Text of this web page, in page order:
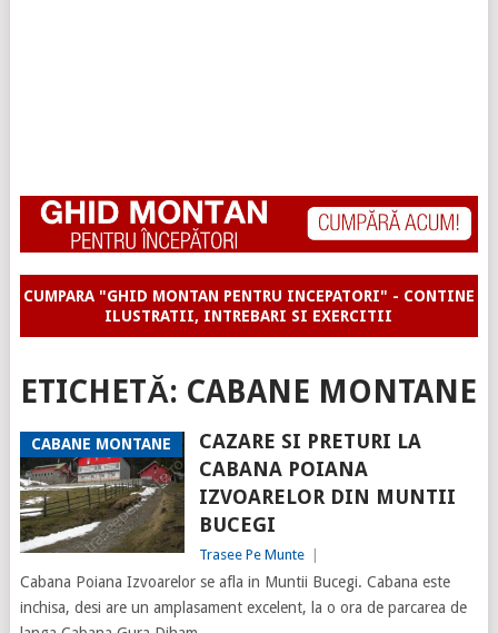
CUMPARA "GHID MONTAN PENTRU INCEPATORI" - CONTINE
ILUSTRATII, INTREBARI SI EXERCITII
ETICHETĂ: CABANE MONTANE
CABANE MONTANE
CAZARE SI PRETURI LA
CABANA POIANA
IZVOARELOR DIN MUNTII
BUCEGI
Trasee Pe Munte
Cabana Poiana Izvoarelor se afla in Muntii Bucegi. Cabana este
inchisa, desi are un amplasament excelent, la o ora de parcarea de